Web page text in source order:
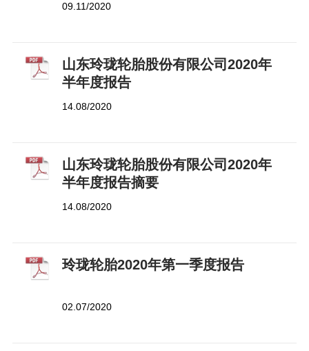
09.11/2020
山东玲珑轮胎股份有限公司2020年
半年度报告
14.08/2020
山东玲珑轮胎股份有限公司2020年
半年度报告摘要
14.08/2020
玲珑轮胎2020年第一季度报告
02.07/2020